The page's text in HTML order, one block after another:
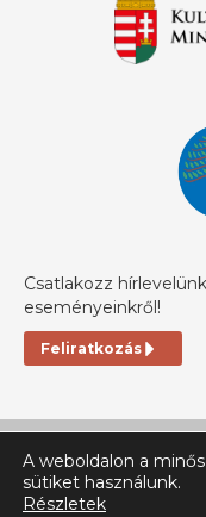
Csatlakozz
eseményeinkről!
Feliratkozás
A weboldalon a
sütiket használunk.
Részletek